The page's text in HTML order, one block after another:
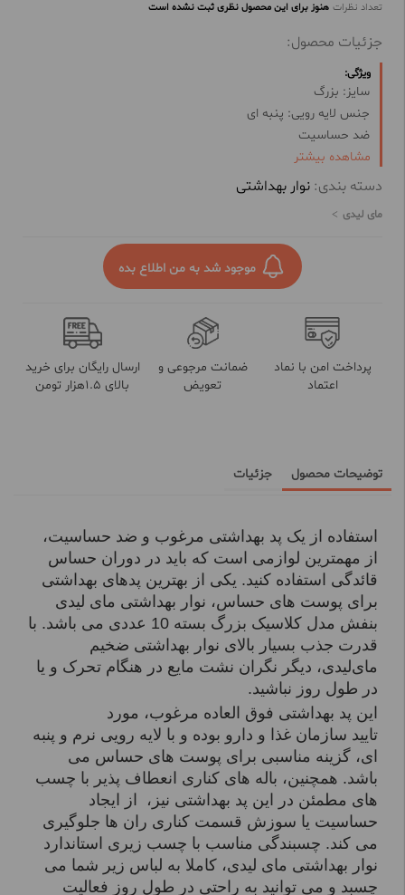
تعداد نظرات هنوز برای این محصول نظری ثبت نشده است
جزئیات محصول:
ویژگی:
سایز: بزرگ
جنس لایه رویی: پنبه ای
ضد حساسیت
غیر معطر
مشاهده بیشتر
دسته بندی: نوار بهداشتی
مای لیدی
موجود شد به من اطلاع بده
پرداخت امن با نماد
اعتماد
ضمانت مرجوعی و
تعویض
ارسال رایگان برای خرید
بالای 1.5هزار تومن
توضیحات محصول جزئیات
استفاده از یک پد بهداشتی مرغوب و ضد حساسیت،
از مهمترین لوازمی است که باید در دوران حساس
قائدگی استفاده کنید. یکی از بهترین پدهای بهداشتی
برای پوست های حساس، نوار بهداشتی مای لیدی
بنفش مدل کلاسیک بزرگ بسته 10 عددی می باشد. با
قدرت جذب بسیار بالای نوار بهداشتی ضخیم
مای‌لیدی، دیگر نگران نشت مایع در هنگام تحرک و یا
در طول روز نباشید.
این پد بهداشتی فوق العاده مرغوب، مورد
تایید سازمان غذا و دارو بوده و با لایه رویی نرم و پنبه
ای، گزینه مناسبی برای پوست های حساس می
باشد. همچنین، باله های کناری انعطاف پذیر با چسب
های مطمئن در این پد بهداشتی نیز، از ایجاد
حساسیت یا سوزش قسمت کناری ران ها جلوگیری
می کند. چسبندگی مناسب با چسب زیری استاندارد
نوار بهداشتی مای لیدی، کاملا به لباس زیر شما می
چسبد و می توانید به راحتی در طول روز فعالیت